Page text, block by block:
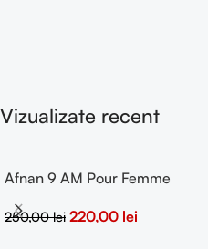
Vizualizate recent
Afnan 9 AM Pour Femme
250,00lei 220,00 lei